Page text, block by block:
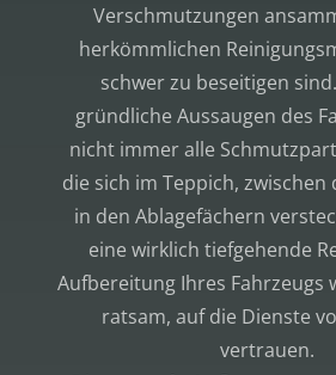
Verschmutzungen
herkömmlichen
schwer zu beseitigen
gründliche Aussaugen des
nicht immer alle
die sich im Teppich, zwischen
in den Ablagefächern
eine wirklich tiefgehende
Aufbereitung Ihres Fahrzeugs
ratsam, auf die Dienste
vertrauen.